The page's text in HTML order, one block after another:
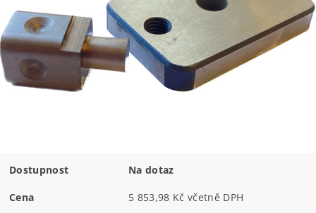
Dostupnost Na dotaz
Cena 5 853,98 Kč včetně DPH